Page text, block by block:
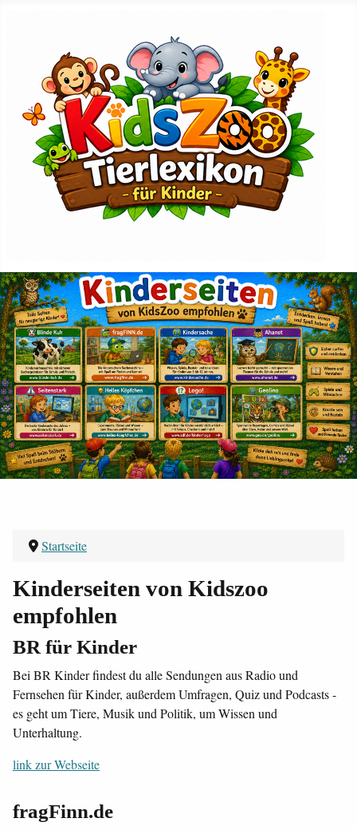
Startseite
Kinderseiten von Kidszoo
empfohlen
BR für Kinder
Bei BR Kinder findest du alle Sendungen aus Radio und
Fernsehen für Kinder, außerdem Umfragen, Quiz und Podcasts -
es geht um Tiere, Musik und Politik, um Wissen und
Unterhaltung.
link zur Webseite
fragFinn.de